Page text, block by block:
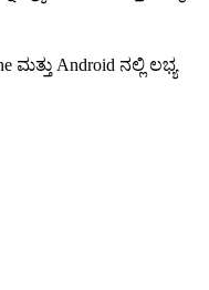
ಮತ್ತು Android ನಲ್ಲಿ ಲಭ್ಯ